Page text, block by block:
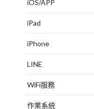
iOS/APP
iPad
iPhone
LINE
WiFi服務
作業系統